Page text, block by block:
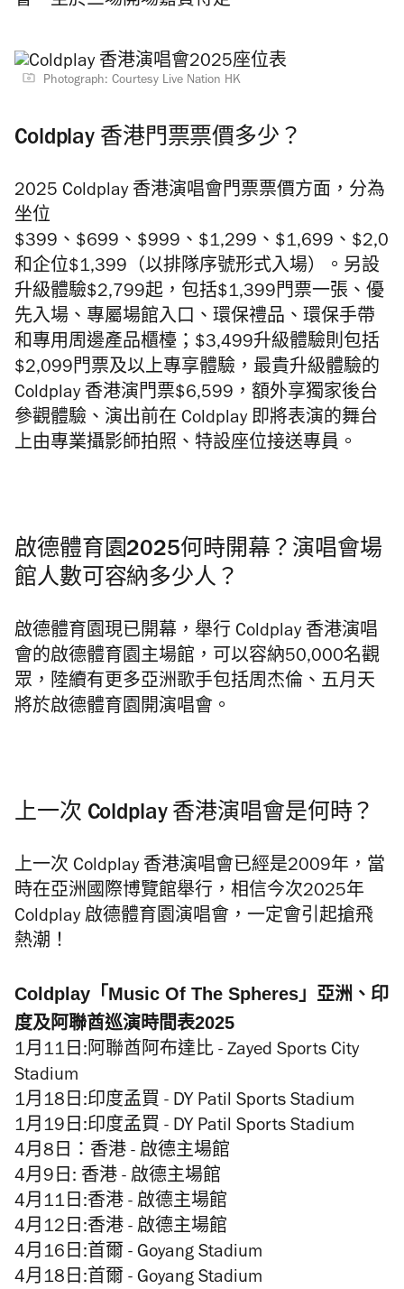
Photograph: Courtesy Live Nation HK
Coldplay 香港門票票價多少？
2025 Coldplay 香港演唱會門票票價方面，分為
坐位
$399、$699、$999、$1,299、$1,699、
和企位$1,399（以排隊序號形式入場⁠）。另設
升級體驗$2,799起，包括$1,399門票一張、優
先入場、專屬場館入口、環保禮品、環保手帶
和專用周邊產品櫃檯；$3,499升級體驗則包括
$2,099門票及以上專享體驗，最貴升級體驗的
Coldplay 香港演門票$6,599，額外享獨家後台
參觀體驗、演出前在 Coldplay 即將表演的舞台
上由專業攝影師拍照、特設座位接送專員。
啟德體育園2025何時開幕？演唱會場
館人數可容納多少人？
啟德體育園現已開幕，舉行 Coldplay 香港演唱
會的啟德體育園主場館，可以容納50,000名觀
眾，陸續有更多亞洲歌手包括周杰倫、五月天
將於啟德體育園開演唱會。
上一次 Coldplay 香港演唱會是何時？
上一次 Coldplay 香港演唱會已經是2009年，當
時在亞洲國際博覽館舉行，相信今次2025年
Coldplay 啟德體育園演唱會，一定會引起搶飛
熱潮！
Coldplay「Music Of The Spheres」亞洲、印
度及阿聯酋巡演時間表2025
1月11日:阿聯酋阿布達比 - Zayed Sports City
Stadium
1月18日:印度孟買 - DY Patil Sports Stadium
1月19日:印度孟買 - DY Patil Sports Stadium
4月8日：香港 - 啟德主場館
4月9日: 香港 - 啟德主場館
4月11日:香港 - 啟德主場館
4月12日:香港 - 啟德主場館
4月16日:首爾 - Goyang Stadium
4月18日:首爾 - Goyang Stadium